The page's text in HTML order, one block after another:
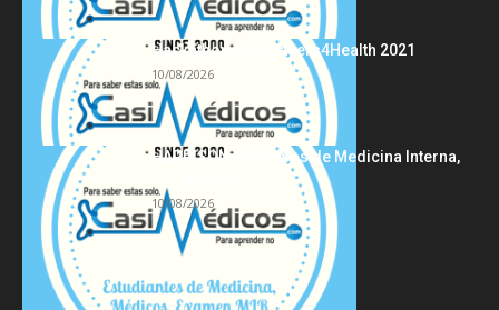
Hackathon Innomakers4Health 2021
10/08/2026
HARRISON Principios de Medicina Interna,
10/08/2026
Acerca de